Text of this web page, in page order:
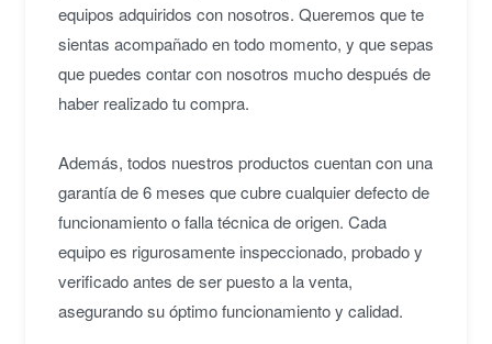
equipos adquiridos con nosotros. Queremos que te
sientas acompañado en todo momento, y que sepas
que puedes contar con nosotros mucho después de
haber realizado tu compra.
Además, todos nuestros productos cuentan con una
garantía de 6 meses que cubre cualquier defecto de
funcionamiento o falla técnica de origen. Cada
equipo es rigurosamente inspeccionado, probado y
verificado antes de ser puesto a la venta,
asegurando su óptimo funcionamiento y calidad.